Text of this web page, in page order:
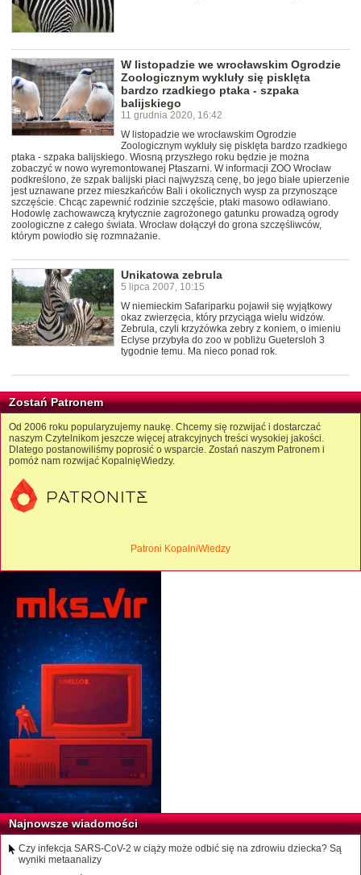
W listopadzie we wrocławskim Ogrodzie
Zoologicznym wykluły się pisklęta
bardzo rzadkiego ptaka - szpaka
balijskiego
11 grudnia 2020, 16:42
W listopadzie we wrocławskim Ogrodzie
Zoologicznym wykluły się pisklęta bardzo rzadkiego
ptaka - szpaka balijskiego. Wiosną przyszłego roku będzie je można
zobaczyć w nowo wyremontowanej Ptaszarni. W informacji ZOO Wrocław
podkreślono, że szpak balijski płaci najwyższą cenę, bo jego białe upierzenie
jest uznawane przez mieszkańców Bali i okolicznych wysp za przynoszące
szczęście. Chcąc zapewnić rodzinie szczęście, ptaki masowo odławiano.
Hodowlę zachowawczą krytycznie zagrożonego gatunku prowadzą ogrody
zoologiczne z całego świata. Wrocław dołączył do grona szczęśliwców,
którym powiodło się rozmnażanie.
Unikatowa zebrula
5 lipca 2007, 10:15
W niemieckim Safariparku pojawił się wyjątkowy
okaz zwierzęcia, który przyciąga wielu widzów.
Zebrula, czyli krzyżówka zebry z koniem, o imieniu
Eclyse przybyła do zoo w pobliżu Guetersloh 3
tygodnie temu. Ma nieco ponad rok.
Zostań Patronem
Od 2006 roku popularyzujemy naukę. Chcemy się rozwijać i dostarczać
naszym Czytelnikom jeszcze więcej atrakcyjnych treści wysokiej jakości.
Dlatego postanowiliśmy poprosić o wsparcie. Zostań naszym Patronem i
pomóż nam rozwijać KopalnięWiedzy.
Patroni KopalniWiedzy
Najnowsze wiadomości
Czy infekcja SARS-CoV-2 w ciąży może odbić się na zdrowiu dziecka? Są
wyniki metaanalizy